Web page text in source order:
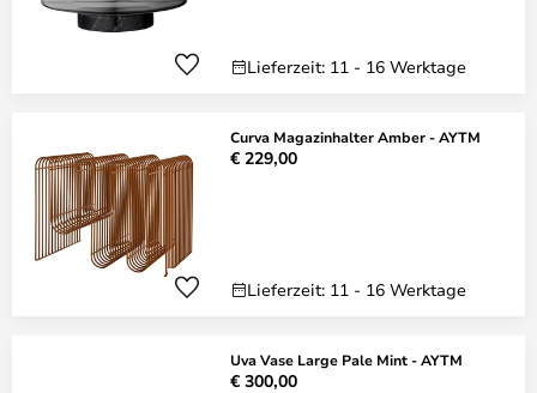
Lieferzeit: 11 - 16 Werktage
Curva Magazinhalter Amber - AYTM
€ 229,00
Lieferzeit: 11 - 16 Werktage
Uva Vase Large Pale Mint - AYTM
€ 300,00